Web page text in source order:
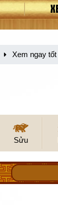
Xem ngay
Sửu